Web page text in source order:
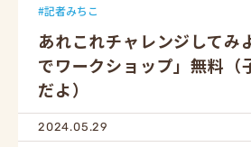
記者みちこ
あれこれチャレンジしてみ
でワークショップ」無料（
だよ）
2024.05.29